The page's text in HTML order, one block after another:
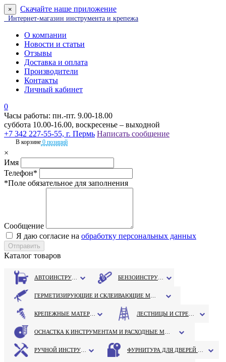
× Скачайте наше приложение
Интернет-магазин инструмента и крепежа
О компании
Новости и статьи
Отзывы
Доставка и оплата
Производители
Контакты
Личный кабинет
0
Часы работы: пн.-пт. 9.00-18.00
суббота 10.00-16.00, воскресенье – выходной
+7 342 227-55-55, г. Пермь Написать сообщение
В корзине 0 позиций
×
Имя
Телефон*
*Поле обязательное для заполнения
Сообщение
Я даю согласие на обработку персональных данных
Каталог товаров